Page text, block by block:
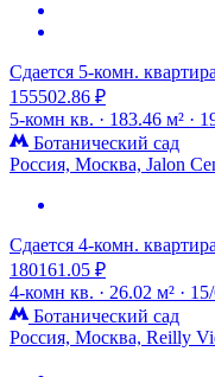
Сдается 5-комн.
155502.86 ₽
5-комн кв. · 183.46 м² ·
Ботанический сад
Россия, Москва, Jalon
Сдается 4-комн.
180161.05 ₽
4-комн кв. · 26.02 м² ·
Ботанический сад
Россия, Москва, Reilly